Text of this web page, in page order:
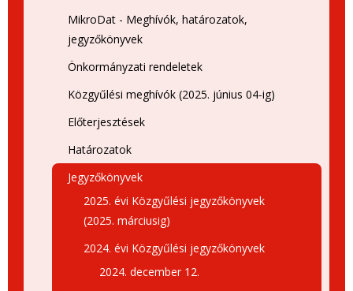
MikroDat - Meghívók, határozatok,
jegyzőkönyvek
Önkormányzati rendeletek
Közgyűlési meghívók (2025. június 04-ig)
Előterjesztések
Határozatok
Jegyzőkönyvek
2025. évi Közgyűlési jegyzőkönyvek
(2025. márciusig)
2024. évi Közgyűlési jegyzőkönyvek
2024. december 12.